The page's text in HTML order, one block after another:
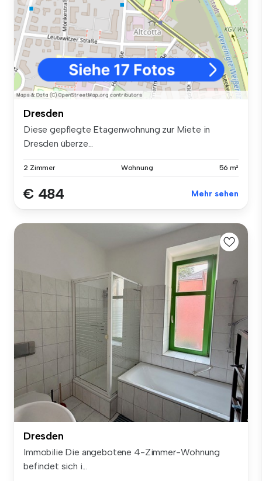
Dresden
Diese gepflegte Etagenwohnung zur Miete in
Dresden überze...
2 Zimmer Wohnung 56 m²
€ 484 Mehr sehen
Dresden
Immobilie Die angebotene 4-Zimmer-Wohnung
befindet sich i...